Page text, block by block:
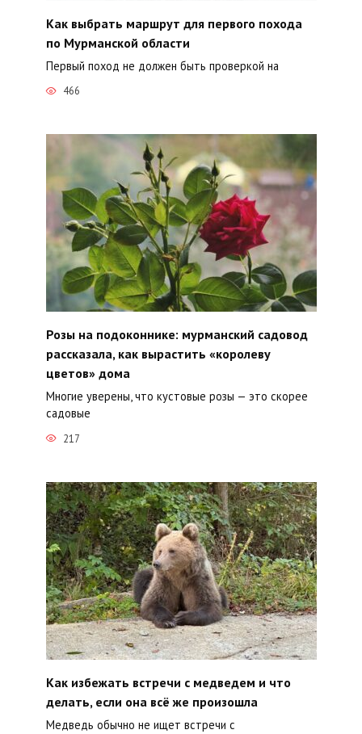
Как выбрать маршрут для первого похода
по Мурманской области
Первый поход не должен быть проверкой на
466
Розы на подоконнике: мурманский садовод
рассказала, как вырастить «королеву
цветов» дома
Многие уверены, что кустовые розы — это скорее
садовые
217
Как избежать встречи с медведем и что
делать, если она всё же произошла
Медведь обычно не ищет встречи с